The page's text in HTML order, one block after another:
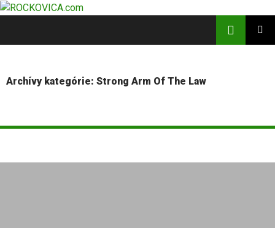
Archívy kategórie: Strong Arm Of The Law